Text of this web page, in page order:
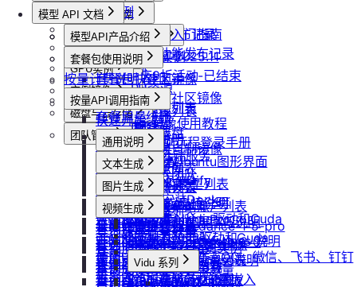
加入社群
会员等级
用户推荐
产品更新公告
GPU-新功能发布记录
模型API-新功能发布记录
活动及价格更新公告
双11夜间折扣-2025.11
2025国庆9折活动-已结束
功能概览
已上线卡型
可用区介绍
GPU操作指南
【新人必看】入门指南
镜像选择
创建实例
登录实例
本地数据上传
文件管理
制作私有镜像
调用公共模型库
防火墙及端口设置
配置外网加速
云硬盘扩容与挂载
云存储挂载
模型库挂载
自启动
GPU抢占式实例
GPU抢占式实例
发布社区镜像
如何发布社区镜像
更新已发布的社区镜像
计费与回收
计费概览
计费方式说明
到期或欠费说明
续费管理
回收规则
GPU最佳实践
Isaac系列镜像使用教程
Windows实例远程登录手册
通过VNC搭建Ubuntu图形界面
ubuntu如何安装Dify
ubuntu如何安装Docker
Windows安装Nvidia驱动和Cuda
ubuntu安装Nvidia驱动和Cuda
使用LangBot快速部署QQ、微信、飞书、钉钉
机器人
API接口范例
CLI&Skills
常见错误码
GPU实例
创建GPU资源
获取实例资源列表
启动实例
关闭实例
删除实例
重启实例
重装实例
重置实例密码
升降配实例
获取支持的可用区信息列表
查询网络加速服务状态
实例镜像
获取自制镜像列表
创建自制镜像
删除算力平台自制镜像
获取社区镜像列表
获取平台镜像列表
查询镜像已共享的账户列表
获取镜像标签列表
查询他人共享给自己的镜像
查询已收藏的镜像列表
查询自己发布的社区镜像
磁盘与云存储
创建并挂载云盘
删除云盘
卸载云盘
扩容云盘
挂载已有云盘
查询云盘扩容价格
挂载 US3 对象存储到实例
云存储文件上传和下载
团队管理
创建团队
邀请成员加入团队
删除团队
查询成员订单列表
查询成员订单数量
查询成员未支付订单
查询成员未支付订单数量
模型 API 文档
模型API产品介绍
模型API服务
套餐包使用说明
套餐包快速上手
套餐计费逻辑
套餐用量统计
客户端接入
OpenClaw 云端服务
按量计费说明
按量API调用指南
快速开始
通用说明
认证鉴权
错误码
文本生成
如何获取模型列表
模型协议支持说明
API支持与扩展字段说明
OpenAI-Completions 说明
OpenAI-Response说明
Embeddings 向量嵌入
图片生成
Nano Banana
Nano Banana Pro
Nano Banana 2
gpt-image-1
gpt-image-1.5
gpt-image-2
视频生成
doubao-seedance-1-5-pro
doubao-seedance-2-0
Vidu 系列
Vidu/文生视频
Wan-AI/Wan2.2-I2V